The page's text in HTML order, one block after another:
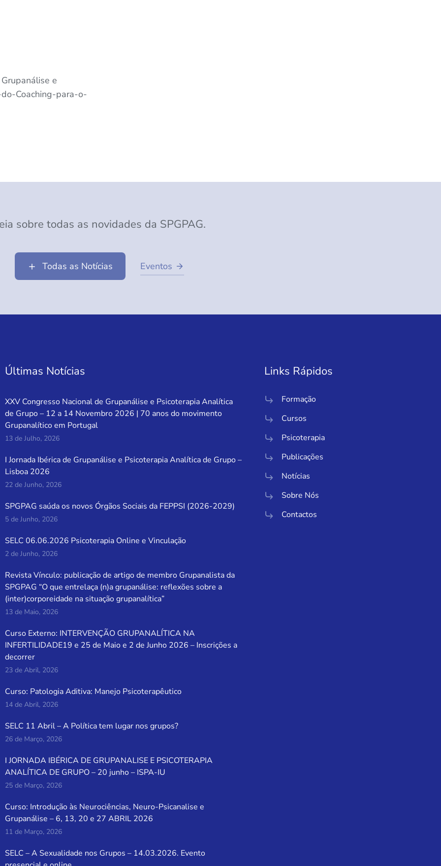
e
Coaching-para-o-
sobre todas as novidades da SPGPAG.
Todas as Notícias Eventos
Últimas Notícias
XXV Congresso Nacional de Grupanálise e Psicoterapia Analítica
de Grupo – 12 a 14 Novembro 2026 | 70 anos do movimento
Grupanalítico em Portugal
13 de Julho, 2026
I Jornada Ibérica de Grupanálise e Psicoterapia Analítica de Grupo –
Lisboa 2026
22 de Junho, 2026
SPGPAG saúda os novos Órgãos Sociais da FEPPSI (2026-2029)
5 de Junho, 2026
SELC 06.06.2026 Psicoterapia Online e Vinculação
2 de Junho, 2026
Revista Vínculo: publicação de artigo de membro Grupanalista da
SPGPAG “O que entrelaça (n)a grupanálise: reflexões sobre a
(inter)corporeidade na situação grupanalítica”
13 de Maio, 2026
Curso Externo: INTERVENÇÃO GRUPANALÍTICA NA
INFERTILIDADE19 e 25 de Maio e 2 de Junho 2026 – Inscrições a
decorrer
23 de Abril, 2026
Curso: Patologia Aditiva: Manejo Psicoterapêutico
14 de Abril, 2026
SELC 11 Abril – A Política tem lugar nos grupos?
26 de Março, 2026
I JORNADA IBÉRICA DE GRUPANALISE E PSICOTERAPIA
ANALÍTICA DE GRUPO – 20 junho – ISPA-IU
25 de Março, 2026
Curso: Introdução às Neurociências, Neuro-Psicanalise e
Grupanálise – 6, 13, 20 e 27 ABRIL 2026
11 de Março, 2026
SELC – A Sexualidade nos Grupos – 14.03.2026. Evento
Links Rápidos
Formação
Cursos
Psicoterapia
Publicações
Notícias
Sobre Nós
Contactos